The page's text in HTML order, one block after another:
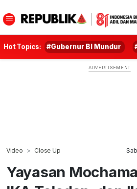
Hot Topics: #Gubernur BI Mundur
Video Close Up
Yayasan